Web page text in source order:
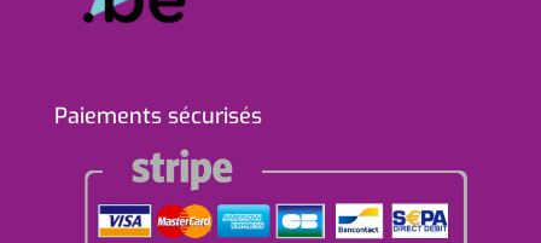
Paiements sécurisés